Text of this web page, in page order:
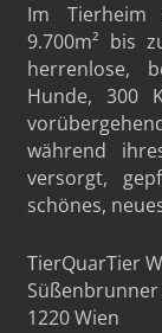
Im
9.700m² bis
herrenlose,
Hunde, 300
während
versorgt,
schönes,
TierQuarTier
Süßenbrunner
1220 Wien